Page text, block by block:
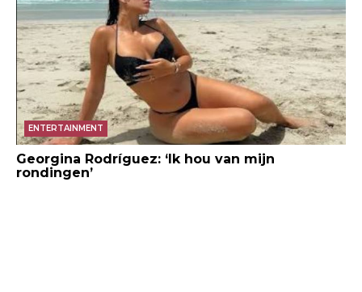
ENTERTAINMENT
Georgina Rodríguez: ‘Ik hou van mijn
rondingen’